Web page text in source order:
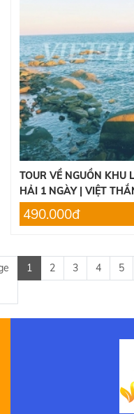
TOUR VỀ NGUỒN KHU
HẢI 1 NGÀY | VIỆT
490.000đ
1 2 3 4 5